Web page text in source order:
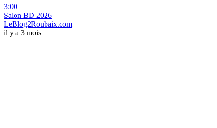
3:00
Salon BD 2026
LeBlog2Roubaix.com
il y a 3 mois